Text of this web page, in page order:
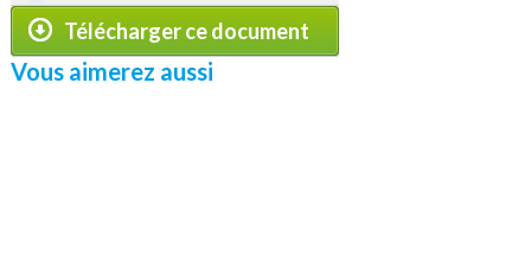
Télécharger ce document
Vous aimerez aussi